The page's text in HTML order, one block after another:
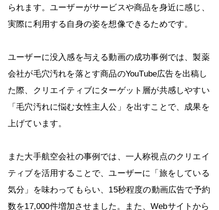
られます。ユーザーがサービスや商品を身近に感じ、
実際に利用する自身の姿を想像できるためです。
ユーザーに没入感を与える動画の成功事例では、製薬
会社が毛穴汚れを落とす商品のYouTube広告を出稿し
た際、クリエイティブにターゲット層が共感しやすい
「毛穴汚れに悩む女性主人公」を出すことで、成果を
上げています。
また大手航空会社の事例では、一人称視点のクリエイ
ティブを活用することで、ユーザーに「旅をしている
気分」を味わってもらい、15秒程度の動画広告で予約
数を17,000件増加させました。また、Webサイトから